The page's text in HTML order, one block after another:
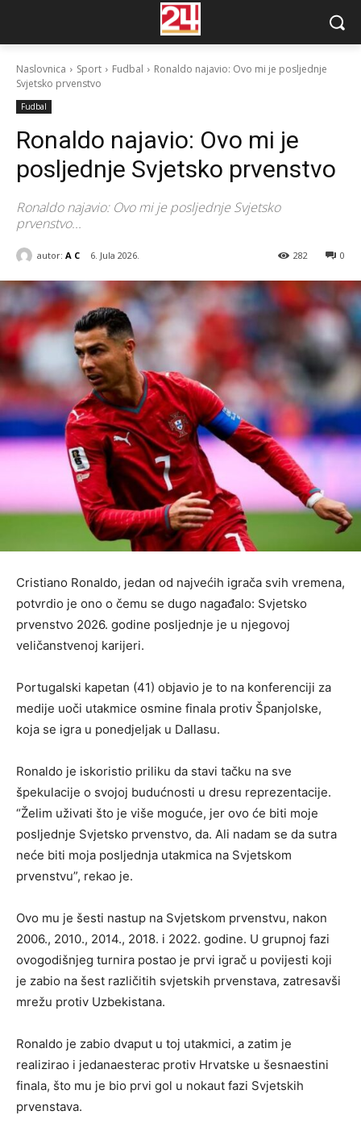
Naslovnica Sport Fudbal
Ronaldo najavio: Ovo mi je posljednje
Svjetsko prvenstvo
Fudbal
Ronaldo najavio: Ovo mi je
posljednje Svjetsko prvenstvo
Ronaldo najavio: Ovo mi je posljednje Svjetsko
prvenstvo...
autor: A C 6. Jula 2026. 0
282
Cristiano Ronaldo, jedan od najvećih igrača svih vremena,
potvrdio je ono o čemu se dugo nagađalo: Svjetsko
prvenstvo 2026. godine posljednje je u njegovoj
veličanstvenoj karijeri.
Portugalski kapetan (41) objavio je to na konferenciji za
medije uoči utakmice osmine finala protiv Španjolske,
koja se igra u ponedjeljak u Dallasu.
Ronaldo je iskoristio priliku da stavi tačku na sve
špekulacije o svojoj budućnosti u dresu reprezentacije.
“Želim uživati što je više moguće, jer ovo će biti moje
posljednje Svjetsko prvenstvo, da. Ali nadam se da sutra
neće biti moja posljednja utakmica na Svjetskom
prvenstvu”, rekao je.
Ovo mu je šesti nastup na Svjetskom prvenstvu, nakon
2006., 2010., 2014., 2018. i 2022. godine. U grupnoj fazi
ovogodišnjeg turnira postao je prvi igrač u povijesti koji
je zabio na šest različitih svjetskih prvenstava, zatresavši
mrežu protiv Uzbekistana.
Ronaldo je zabio dvaput u toj utakmici, a zatim je
realizirao i jedanaesterac protiv Hrvatske u šesnaestini
finala, što mu je bio prvi gol u nokaut fazi Svjetskih
prvenstava.